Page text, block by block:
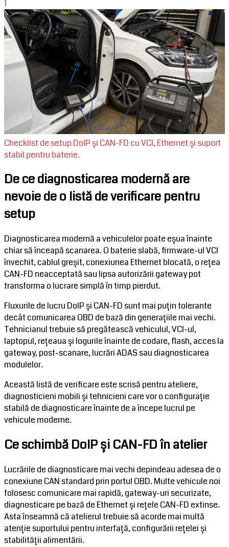
1
Checklist de setup DoIP și CAN-FD cu VCI, Ethernet și suport
stabil pentru baterie.
De ce diagnosticarea modernă are
nevoie de o listă de verificare pentru
setup
Diagnosticarea modernă a vehiculelor poate eșua înainte
chiar să înceapă scanarea. O baterie slabă, firmware-ul VCI
învechit, cablul greșit, conexiunea Ethernet blocată, o rețea
CAN-FD neacceptată sau lipsa autorizării gateway pot
transforma o lucrare simplă în timp pierdut.
Fluxurile de lucru DoIP și CAN-FD sunt mai puțin tolerante
decât comunicarea OBD de bază din generațiile mai vechi.
Tehnicianul trebuie să pregătească vehiculul, VCI-ul,
laptopul, rețeaua și logurile înainte de codare, flash, acces la
gateway, post-scanare, lucrări ADAS sau diagnosticarea
modulelor.
Această listă de verificare este scrisă pentru ateliere,
diagnosticieni mobili și tehnicieni care vor o configurație
stabilă de diagnosticare înainte de a începe lucrul pe
vehicule moderne.
Ce schimbă DoIP și CAN-FD în atelier
Lucrările de diagnosticare mai vechi depindeau adesea de o
conexiune CAN standard prin portul OBD. Multe vehicule noi
folosesc comunicare mai rapidă, gateway-uri securizate,
diagnosticare pe bază de Ethernet și rețele CAN-FD extinse.
Asta înseamnă că atelierul trebuie să acorde mai multă
atenție suportului pentru interfață, configurării rețelei și
stabilității alimentării.